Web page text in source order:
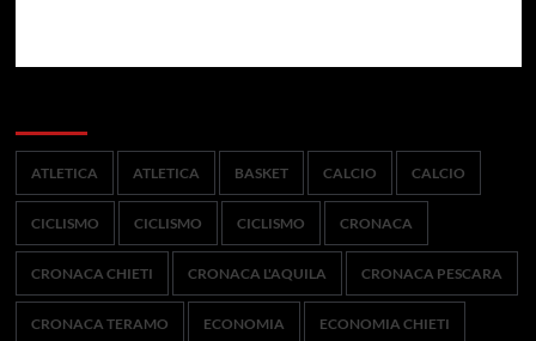
ATLETICA ATLETICA BASKET CALCIO CALCIO
CICLISMO CICLISMO CICLISMO CRONACA
CRONACA CHIETI CRONACA L'AQUILA CRONACA PESCARA
CRONACA TERAMO ECONOMIA ECONOMIA CHIETI